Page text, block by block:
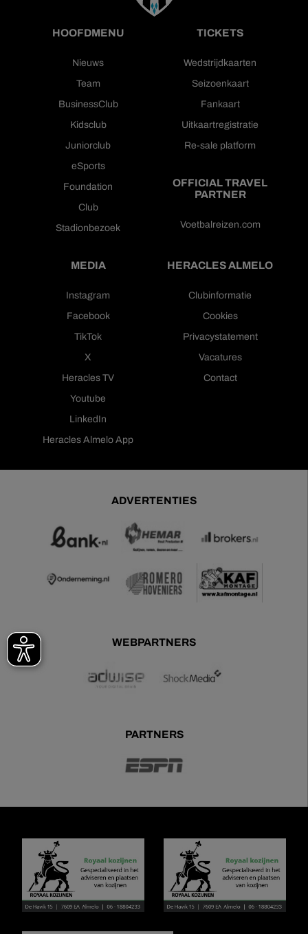
HOOFDMENU
Nieuws
Team
BusinessClub
Kidsclub
Juniorclub
eSports
Foundation
Club
Stadionbezoek
TICKETS
Wedstrijdkaarten
Seizoenkaart
Fankaart
Uitkaartregistratie
Re-sale platform
OFFICIAL TRAVEL
PARTNER
Voetbalreizen.com
MEDIA
Instagram
Facebook
TikTok
X
Heracles TV
Youtube
LinkedIn
Heracles Almelo App
HERACLES ALMELO
Clubinformatie
Cookies
Privacystatement
Vacatures
Contact
ADVERTENTIES
WEBPARTNERS
PARTNERS